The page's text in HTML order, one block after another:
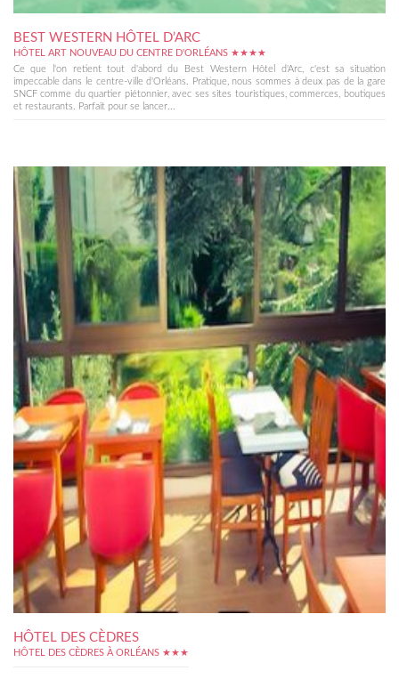
BEST WESTERN HÔTEL D’ARC
HÔTEL ART NOUVEAU DU CENTRE D'ORLÉANS ★★★★
Ce que l'on retient tout d'abord du Best Western Hôtel d'Arc, c'est sa situation
impeccable dans le centre-ville d'Orléans. Pratique, nous sommes à deux pas de la gare
SNCF comme du quartier piétonnier, avec ses sites touristiques, commerces, boutiques
et restaurants. Parfait pour se lancer...
HÔTEL DES CÈDRES
HÔTEL DES CÈDRES À ORLÉANS ★★★